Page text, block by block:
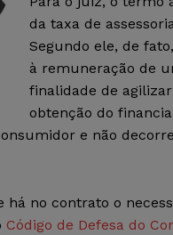
da taxa de
Segundo ele, de
à remuneração de
finalidade de
obtenção do
e não
há no contrato o
Código de Defesa do